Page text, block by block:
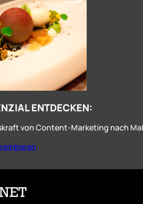
ENTDECKEN:
von Content-Marketing nach